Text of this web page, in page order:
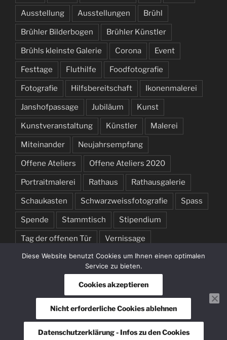
Ausstellung Ausstellungen Brühl
Brühler Bilderbogen Brühler Künstler
Brühls kleinste Galerie Corona Event
Festtage Fluthilfe Foodfotografie
Fotografie Hilfsbereitschaft Ikonenmalerei
Janshofpassage Jubiläum Kunst
Kunstveranstaltung Künstler Malerei
Miteinander Neujahrsempfang
Offene Ateliers Offene Ateliers 2020
Portraitmalerei Rathaus Rathausgalerie
Schaukasten Schwarzweissfotografie Spass
Spende Stammtisch Stipendium
Tag der offenen Tür Vernissage
Weihnachten Weihnachtsmarkt Welcome
Willkommen
Datenschutzerklärung Stolz präsentiert von WordPress
Diese Website benutzt Cookies um Ihnen einen optimalen
Service zu bieten.
Cookies akzeptieren
Nicht erforderliche Cookies ablehnen
Datenschutzerklärung - Infos zu den Cookies